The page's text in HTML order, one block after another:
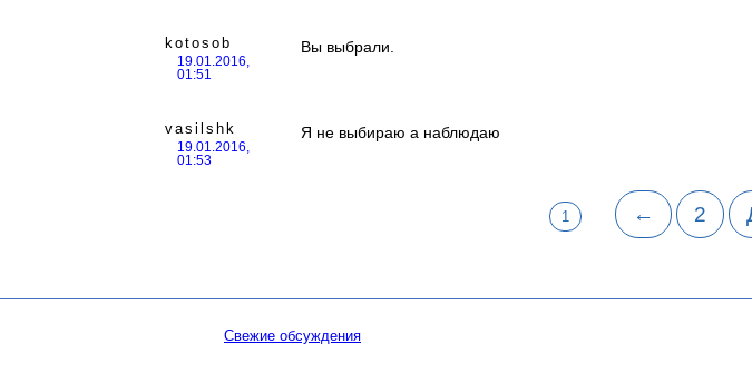
kotosob
19.01.2016,
01:51
Вы выбрали.
vasilshk
19.01.2016,
01:53
Я не выбираю а наблюдаю
1 ← 2
Свежие обсуждения